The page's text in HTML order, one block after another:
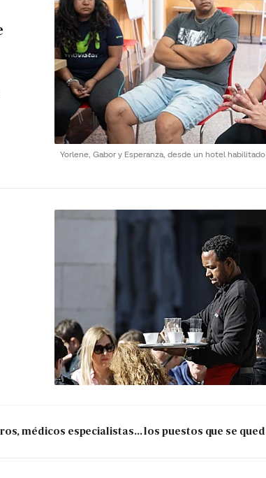
Yorlene, Gabor y Esperanza, desde un hotel
médicos especialistas... los puestos que se